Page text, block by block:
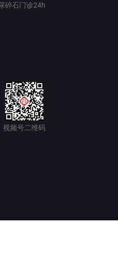
碎石门诊24h
视频号二维码